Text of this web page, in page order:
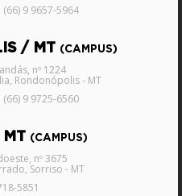
9 9657-5964
/ MT (CAMPUS)
nº 1224
Rondonópolis - MT
9 9725-6560
MT (CAMPUS)
nº 3675
Sorriso - MT
5851